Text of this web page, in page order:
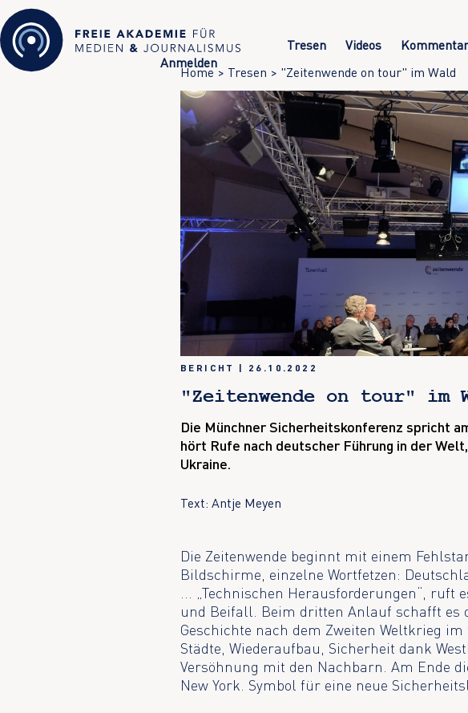
Tresen Videos
Anmelden
Home> Tresen > "Zeitenwende on tour" im Wald
BERICHT | 26.10.2022
"Zeitenwende on tour" im
Die Münchner Sicherheitskonferenz spricht
hört Rufe nach deutscher Führung in der
Ukraine.
Text: Antje Meyen
Die Zeitenwende beginnt mit einem
Bildschirme, einzelne Wortfetzen:
... „Technischen Herausforderungen“,
und Beifall. Beim dritten Anlauf schafft es
Geschichte nach dem Zweiten Weltkrieg
Städte, Wiederaufbau, Sicherheit dank
Versöhnung mit den Nachbarn. Am Ende
New York. Symbol für eine neue